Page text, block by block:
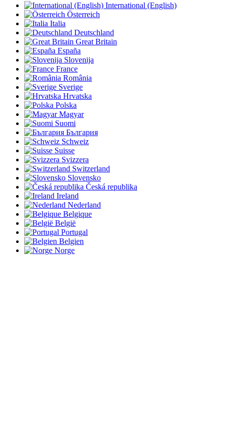
International (English)
Österreich
Italia
Deutschland
Great Britain
España
Slovenija
France
România
Sverige
Hrvatska
Polska
Magyar
Suomi
България
Schweiz
Suisse
Svizzera
Switzerland
Slovensko
Česká republika
Ireland
Nederland
Belgique
België
Portugal
Belgien
Norge